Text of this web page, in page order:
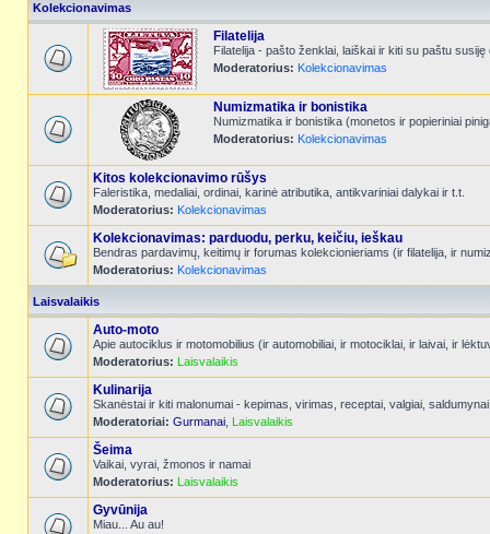
Kolekcionavimas
Filatelija
Filatelija - pašto ženklai, laiškai ir kiti su paštu susiję
Moderatorius: Kolekcionavimas
Numizmatika ir bonistika
Numizmatika ir bonistika (monetos ir popieriniai
Moderatorius: Kolekcionavimas
Kitos kolekcionavimo rūšys
Faleristika, medaliai, ordinai, karinė atributika, antikvariniai dalykai ir t.t.
Moderatorius: Kolekcionavimas
Kolekcionavimas: parduodu, perku, keičiu, ieškau
Bendras pardavimų, keitimų ir forumas kolekcionieriams (ir filatelija, ir
Moderatorius: Kolekcionavimas
Laisvalaikis
Auto-moto
Apie autociklus ir motomobilius (ir automobiliai, ir motociklai, ir laivai, ir
Moderatorius: Laisvalaikis
Kulinarija
Skanėstai ir kiti malonumai - kepimas, virimas, receptai, valgiai,
Moderatoriai: Gurmanai Laisvalaikis
Šeima
Vaikai, vyrai, žmonos ir namai
Moderatorius: Laisvalaikis
Gyvūnija
Miau... Au au!